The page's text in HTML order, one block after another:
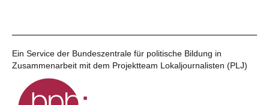
Ein Service der Bundeszentrale für politische Bildung in
Zusammenarbeit mit dem Projektteam Lokaljournalisten (PLJ)